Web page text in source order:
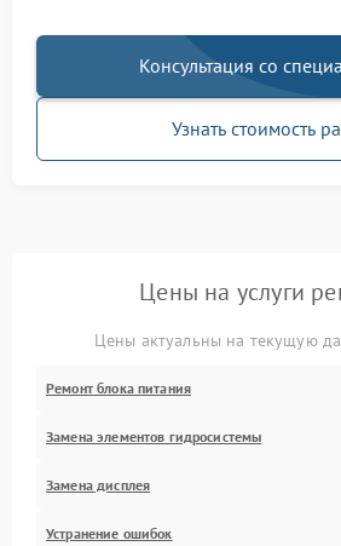
Консультация со
Узнать стоимость
Цены на услуги
Цены актуальны на текущую
Ремонт блока питания
Замена элементов гидросистемы
Замена дисплея
Устранение ошибок